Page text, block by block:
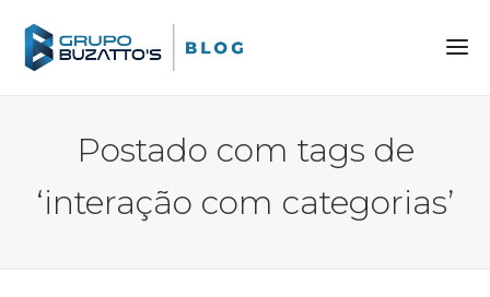
Postado com tags de
‘interação com categorias’